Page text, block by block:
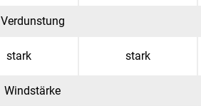
Verdunstung
stark stark
Windstärke